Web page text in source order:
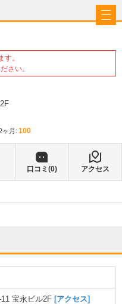
。
さい。
ヶ月: 100
口コミ(0) アクセス
宝永ビル2F [アクセス]